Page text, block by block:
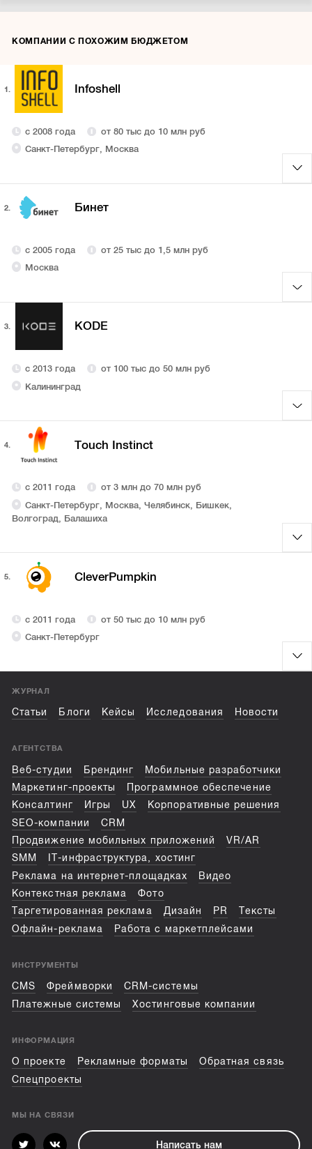
КОМПАНИИ С ПОХОЖИМ БЮДЖЕТОМ
1. Infoshell
с 2008 года
от 80 тыс до 10 млн руб
Санкт-Петербург, Москва
2. Бинет
с 2005 года
от 25 тыс до 1,5 млн руб
Москва
3. KODE
с 2013 года
от 100 тыс до 50 млн руб
Калининград
4. Touch Instinct
с 2011 года
от 3 млн до 70 млн руб
Санкт-Петербург, Москва, Челябинск, Бишкек,
Волгоград, Балашиха
5. CleverPumpkin
с 2011 года
от 50 тыс до 10 млн руб
Санкт-Петербург
ЖУРНАЛ
Статьи Блоги Кейсы Исследования Новости
АГЕНТСТВА
Веб-студии Брендинг
Мобильные разработчики
Маркетинг-проекты
Программное обеспечение
Консалтинг
Игры UX
Корпоративные решения
SEO-компании
CRM
Продвижение мобильных приложений
VR/AR
SMM
IT-инфраструктура, хостинг
Реклама на интернет-площадках
Видео
Контекстная реклама
Фото
Таргетированная реклама
Дизайн PR
Тексты
Офлайн-реклама
Работа с маркетплейсами
ИНСТРУМЕНТЫ
CMS Фреймворки
CRM-системы
Платежные системы
Хостинговые компании
ИНФОРМАЦИЯ
О проекте Рекламные форматы
Обратная связь
Спецпроекты
МЫ НА СВЯЗИ
Написать нам